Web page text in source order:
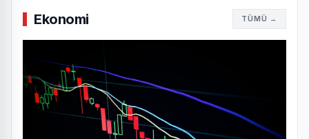
Ekonomi TÜMÜ →